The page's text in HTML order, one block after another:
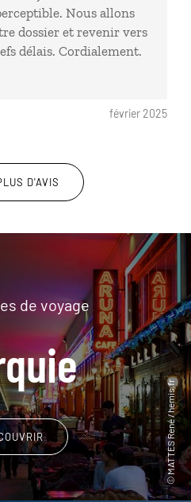
février 2025
Nous allons
dossier et revenir vers
délais. Cordialement.
D'AVIS
de voyage